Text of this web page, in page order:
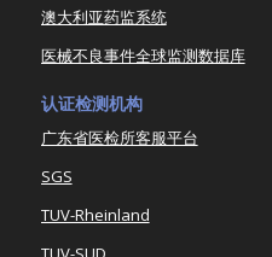
澳大利亚药监系统
医械不良事件全球监测数据库
认证检测机构
广东省医检所客服平台
SGS
TUV-Rheinland